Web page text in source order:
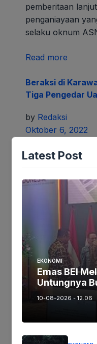
pemberitaan
penganiayaan
selaku oknum
Read more
Beraksi di
Tiga Pengedar
by Redaksi
Oktober 6, 2022
Tindak Pidana
(Dittipideksus)
tersangka
K…
Read more
by Aidin
Latest Post
EKONOMI
Emas BEI
Untungnya
10-08-2026 - 12.06